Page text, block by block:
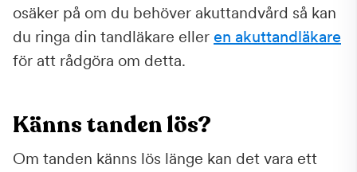
osäker på om du behöver akuttandvård så kan
du ringa din tandläkare eller en akuttandläkare
för att rådgöra om detta.
Känns tanden lös?
Om tanden känns lös länge kan det vara ett